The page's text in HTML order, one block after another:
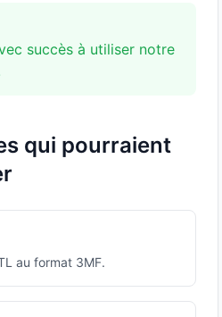
succès à utiliser notre
qui pourraient
au format 3MF.